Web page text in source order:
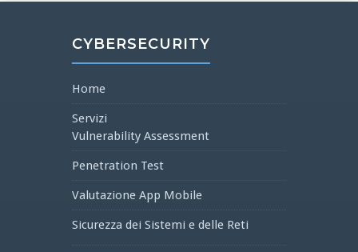
CYBERSECURITY
Home
Servizi
Vulnerability Assessment
Penetration Test
Valutazione App Mobile
Sicurezza dei Sistemi e delle Reti